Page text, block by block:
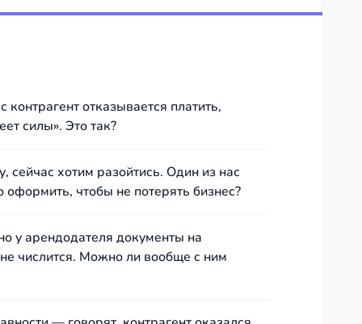
отказывается платить,
силы». Это так?
хотим разойтись. Один из нас
чтобы не потерять бизнес?
у арендодателя документы на
числится. Можно ли вообще с ним